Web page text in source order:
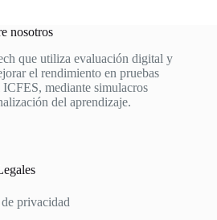
nosotros
que utiliza evaluación digital y
el rendimiento en pruebas
ICFES, mediante simulacros
del aprendizaje.
privacidad